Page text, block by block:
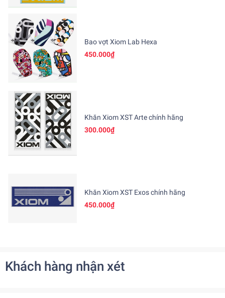
Bao vợt Xiom Lab Hexa
450.000₫
Khăn Xiom XST Arte chính hãng
300.000₫
Khăn Xiom XST Exos chính hãng
450.000₫
Khách hàng nhận xét